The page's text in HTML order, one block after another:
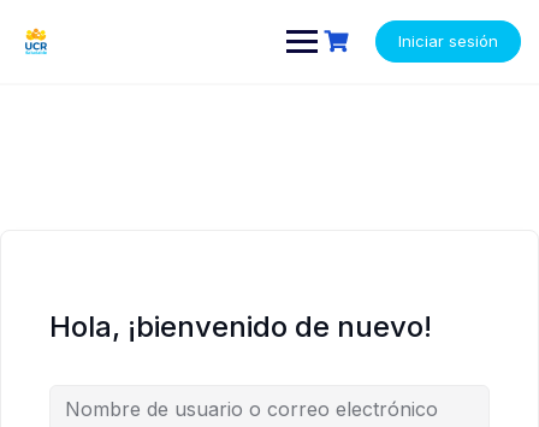
contenido
Iniciar sesión
Hola, ¡bienvenido de nuevo!